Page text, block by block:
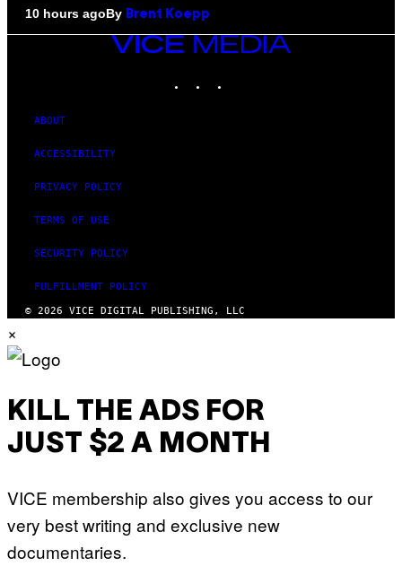
10 hours agoBy Brent Koepp
VICE
MEDIA
ABOUT
ACCESSIBILITY
PRIVACY POLICY
TERMS OF USE
SECURITY POLICY
FULFILLMENT POLICY
© 2026 VICE DIGITAL PUBLISHING, LLC
×
KILL THE ADS FOR
JUST $2 A MONTH
VICE membership also gives you access to our
very best writing and exclusive new
documentaries.